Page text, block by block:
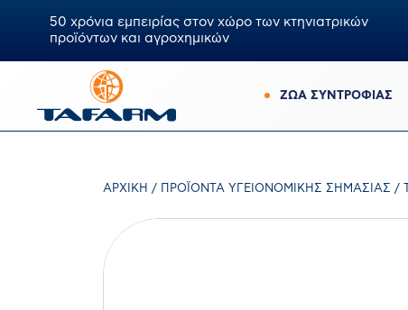
50 χρόνια εμπειρίας στον χώρο των κτηνιατρικών
προϊόντων και αγροχημικών
ΖΩΑ ΣΥΝΤΡΟΦΙΑΣ
ΑΡΧΙΚΉ / ΠΡΟΪΌΝΤΑ ΥΓΕΙΟΝΟΜΙΚΉΣ ΣΗΜΑΣΊΑΣ /